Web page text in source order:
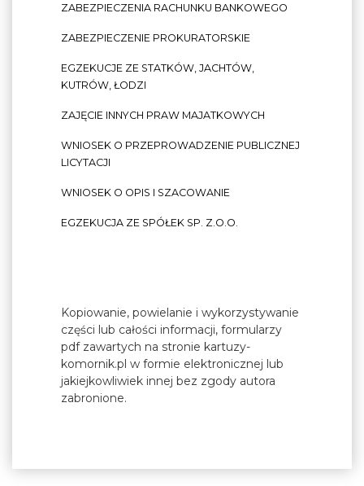
ZABEZPIECZENIA RACHUNKU BANKOWEGO
ZABEZPIECZENIE PROKURATORSKIE
EGZEKUCJE ZE STATKÓW, JACHTÓW,
KUTRÓW, ŁODZI
ZAJĘCIE INNYCH PRAW MAJATKOWYCH
WNIOSEK O PRZEPROWADZENIE PUBLICZNEJ
LICYTACJI
WNIOSEK O OPIS I SZACOWANIE
EGZEKUCJA ZE SPÓŁEK SP. Z.O.O.
Kopiowanie, powielanie i wykorzystywanie
części lub całości informacji, formularzy
pdf zawartych na stronie kartuzy-
komornik.pl w formie elektronicznej lub
jakiejkowliwiek innej bez zgody autora
zabronione.